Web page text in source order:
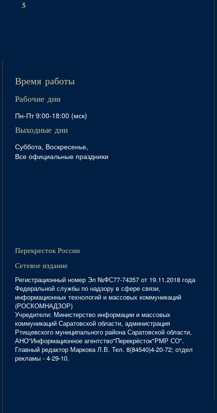
3
Время работы
Рабочие дни
Пн-Пт 9:00-18:00 (мск)
Выходные дни
Суббота, Воскресенье,
Все официальные праздники
Перекресток России
Сетевое издание
Регистрационный номер Эл №ФС77-74357 от 19.11.2018 года
Федеральной службы по надзору в сфере связи,
информационных технологий и массовых коммуникаций
(РОСКОМНАДЗОР)
Учредители: Министерство информации и массовых
коммуникаций Саратовской области, администрация
Ртищевского муниципального района Саратовской области,
АНО"Информационное агентство"Перекрёсток"РМР СО".
Главный редактор Маркова Л.В. Тел. 8(84540)4-20-72; отдел
рекламы - 4-29-10.